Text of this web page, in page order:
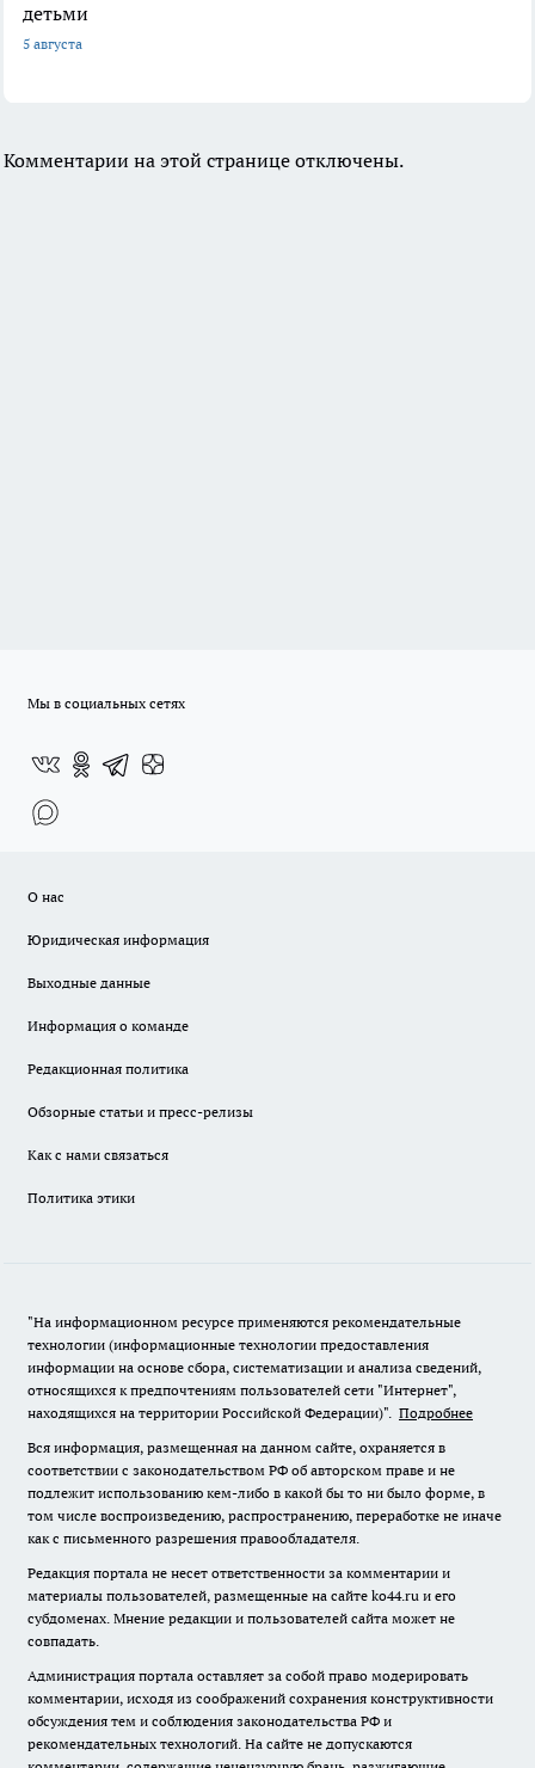
детьми
5 августа
Комментарии на этой странице отключены.
Мы в социальных сетях
О нас
Юридическая информация
Выходные данные
Информация о команде
Редакционная политика
Обзорные статьи и пресс-релизы
Как с нами связаться
Политика этики
"На информационном ресурсе применяются рекомендательные
технологии (информационные технологии предоставления
информации на основе сбора, систематизации и анализа сведений,
относящихся к предпочтениям пользователей сети "Интернет",
находящихся на территории Российской Федерации)". Подробнее
Вся информация, размещенная на данном сайте, охраняется в
соответствии с законодательством РФ об авторском праве и не
подлежит использованию кем-либо в какой бы то ни было форме, в
том числе воспроизведению, распространению, переработке не иначе
как с письменного разрешения правообладателя.
Редакция портала не несет ответственности за комментарии и
материалы пользователей, размещенные на сайте ko44.ru и его
субдоменах. Мнение редакции и пользователей сайта может не
совпадать.
Администрация портала оставляет за собой право модерировать
комментарии, исходя из соображений сохранения конструктивности
обсуждения тем и соблюдения законодательства РФ и
рекомендательных технологий. На сайте не допускаются